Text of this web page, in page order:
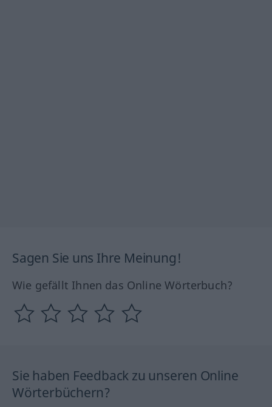
Sagen Sie uns Ihre Meinung!
Wie gefällt Ihnen das Online Wörterbuch?
Sie haben Feedback zu unseren Online
Wörterbüchern?